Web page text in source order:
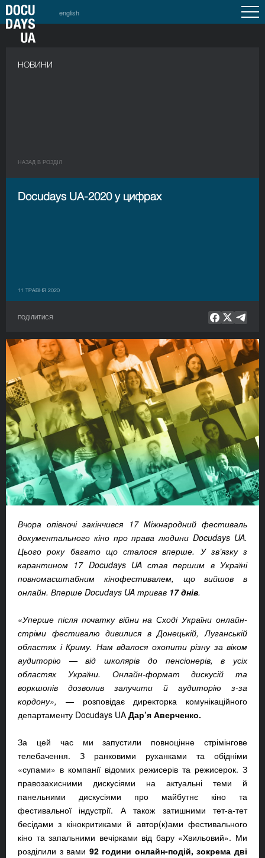
english
НОВИНИ
НАЗАД В РОЗДIЛ
Docudays UA-2020 у цифрах
11 ТРАВНЯ 2020
ПОДІЛИТИСЯ
Вчора опівночі закінчився 17 Міжнародний фестиваль
документального кіно про права людини Docudays UA.
Цього року багато що сталося вперше. У зв’язку з
карантином 17 Docudays UA став першим в Україні
повномасштабним кінофестивалем, що вийшов в
онлайн. Вперше Docudays UA тривав 17 днів.
«Уперше після початку війни на Сході України онлайн-
стріми фестивалю дивилися в Донецькій, Луганській
областях і Криму. Нам вдалося охопити різну за віком
аудиторію — від школярів до пенсіонерів, в усіх
областях України. Онлайн-формат дискусій та
воркшопів дозволив залучити й аудиторію з-за
кордону», — розповідає директорка комунікаційного
департаменту Docudays UA Дар’я Аверченко.
За цей час ми запустили повноцінне стрімінгове
телебачення. З ранковими руханками та обідніми
«супами» в компанії відомих режисерів та режисерок. З
правозахисними дискусіями на актуальні теми й
панельними дискусіями про майбутнє кіно та
фестивальної індустрії. А також затишними тет-а-тет
бесідами з кінокритиками й автор(к)ами фестивального
кіно та запальними вечірками від бару «Хвильовий». Ми
розділили з вами 92 години онлайн-подій,зокрема дві